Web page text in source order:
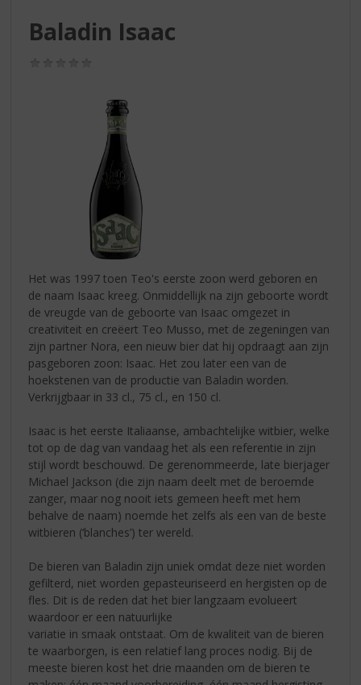
Baladin Isaac
Het was 1997 toen Teo's eerste zoon werd geboren en
de naam Isaac kreeg. Onmiddellijk na zijn geboorte wordt
de vreugde van de geboorte van Isaac omgezet in
creativiteit en creëert Teo Musso, met de zegeningen van
zijn partner Nora, een nieuw bier dat hij opdraagt aan zijn
pasgeboren zoon: Isaac. Het zou later een van de
hoekstenen van de productie van Baladin worden.
Verkrijgbaar in 33 cl., 75 cl., en 150 cl.
Isaac is het eerste Italiaanse, ambachtelijke witbier, welke
tot op de dag van vandaag het als een referentie in zijn
stijl wordt beschouwd. De gerenommeerde, late bierjager
Michael Jackson (die zijn naam deelt met de beroemde
zanger, maar nog nooit iets gemeen heeft met hem
behalve de naam) noemde het zelfs als een van de beste
witbieren (‘blanches’) ter wereld.
De bieren van Baladin zijn uniek omdat deze niet worden
gefilterd, niet worden gepasteuriseerd en hergisten op de
fles. Dit is de reden dat het bier langzaam evolueert
waardoor er een natuurlijke
variatie in smaak ontstaat. Om de kwaliteit van de bieren
te waarborgen, is een relatief lang proces nodig. Bij de
meeste bieren kost het drie maanden om de bieren te